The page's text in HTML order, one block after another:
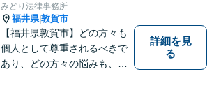
みどり法律事務所
福井県|敦賀市
【福井県敦賀市】どの方々も
個人として尊重されるべきで
あり、どの方々の悩みも、そ
詳細を見
る